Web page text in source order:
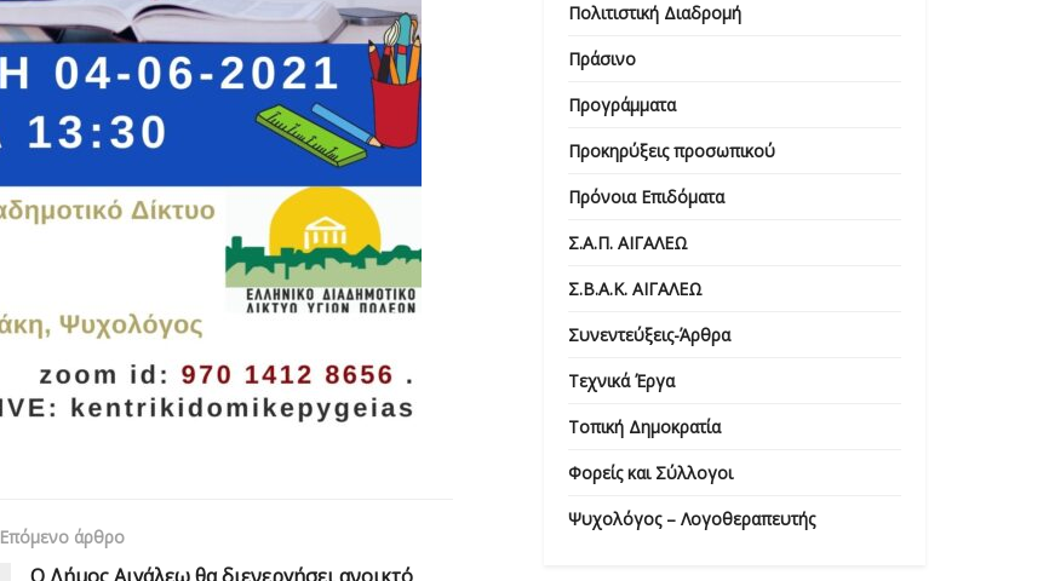
Επόμενο άρθρο
Πολιτιστική Διαδρομή
Πράσινο
Προγράμματα
Προκηρύξεις προσωπικού
Πρόνοια Επιδόματα
Σ.Α.Π. ΑΙΓΑΛΕΩ
Σ.Β.Α.Κ. ΑΙΓΑΛΕΩ
Συνεντεύξεις-Άρθρα
Τεχνικά Έργα
Τοπική Δημοκρατία
Φορείς και Σύλλογοι
Ψυχολόγος – Λογοθεραπευτής